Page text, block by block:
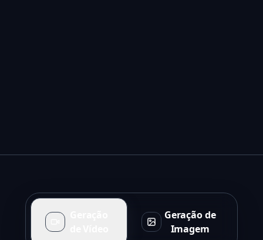
Geração de
Imagem